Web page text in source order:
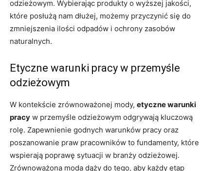
odzieżowym. Wybierając produkty o wyższej jakości,
które posłużą nam dłużej, możemy przyczynić się do
zmniejszenia ilości odpadów i ochrony zasobów
naturalnych.
Etyczne warunki pracy w przemyśle
odzieżowym
W kontekście zrównoważonej mody, etyczne warunki
pracy w przemyśle odzieżowym odgrywają kluczową
rolę. Zapewnienie godnych warunków pracy oraz
poszanowanie praw pracowników to fundamenty, które
wspierają poprawę sytuacji w branży odzieżowej.
Zrównoważona moda dąży do tego, aby każdy etap